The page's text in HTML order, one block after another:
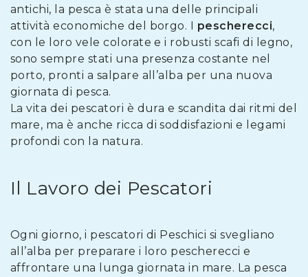
antichi, la pesca è stata una delle principali
attività economiche del borgo. I pescherecci,
con le loro vele colorate e i robusti scafi di legno,
sono sempre stati una presenza costante nel
porto, pronti a salpare all’alba per una nuova
giornata di pesca.
La vita dei pescatori è dura e scandita dai ritmi del
mare, ma è anche ricca di soddisfazioni e legami
profondi con la natura.
Il Lavoro dei Pescatori
Ogni giorno, i pescatori di Peschici si svegliano
all’alba per preparare i loro pescherecci e
affrontare una lunga giornata in mare. La pesca